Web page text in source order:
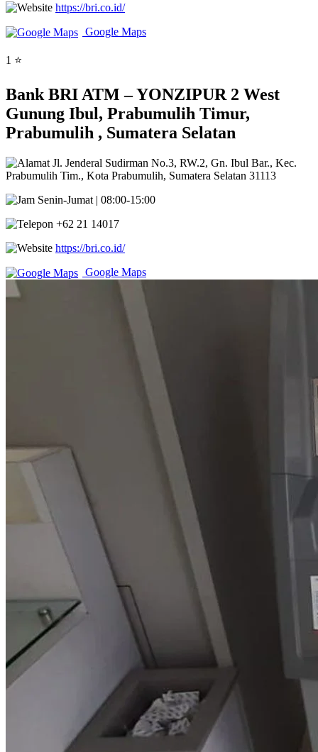
https://bri.co.id/
Google Maps
1 ⭐
Bank BRI ATM – YONZIPUR 2 West
Gunung Ibul, Prabumulih Timur,
Prabumulih , Sumatera Selatan
Jl. Jenderal Sudirman No.3, RW.2, Gn. Ibul Bar., Kec.
Prabumulih Tim., Kota Prabumulih, Sumatera Selatan 31113
Senin-Jumat | 08:00-15:00
+62 21 14017
https://bri.co.id/
Google Maps